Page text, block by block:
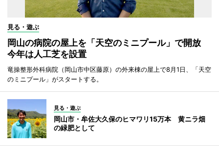
見る・遊ぶ
岡山の病院の屋上を「天空のミニプール」で開放
今年は人工芝を設置
竜操整形外科病院（岡山市中区藤原）の外来棟の屋上で8月1日、「天空
のミニプール」がスタートする。
見る・遊ぶ
岡山市・牟佐大久保のヒマワリ15万本 黄ニラ畑
の緑肥として